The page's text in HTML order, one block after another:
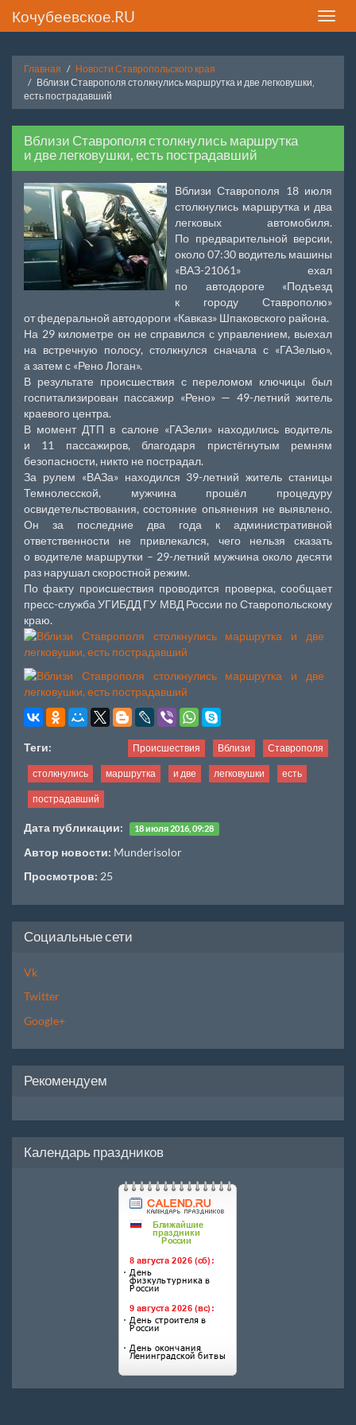
Toggle
Кочубеевское.RU
Главная
Новости Ставропольского края
Вблизи Ставрополя столкнулись маршрутка и две легковушки,
есть пострадавший
Вблизи Ставрополя столкнулись маршрутка
и две легковушки, есть пострадавший
Вблизи Ставрополя 18 июля
столкнулись маршрутка и два
легковых автомобиля.
По предварительной версии,
около 07:30 водитель машины
«ВАЗ-21061» ехал
по автодороге «Подъезд
к городу Ставрополю»
от федеральной автодороги «Кавказ» Шпаковского района.
На 29 километре он не справился с управлением, выехал
на встречную полосу, столкнулся сначала с «ГАЗелью»,
а затем с «Рено Логан».
В результате происшествия с переломом ключицы был
госпитализирован пассажир «Рено» — 49-летний житель
краевого центра.
В момент ДТП в салоне «ГАЗели» находились водитель
и 11 пассажиров, благодаря пристёгнутым ремням
безопасности, никто не пострадал.
За рулем «ВАЗа» находился 39-летний житель станицы
Темнолесской, мужчина прошёл процедуру
освидетельствования, состояние опьянения не выявлено.
Он за последние два года к административной
ответственности не привлекался, чего нельзя сказать
о водителе маршрутки – 29-летний мужчина около десяти
раз нарушал скоростной режим.
По факту происшествия проводится проверка, сообщает
пресс-служба УГИБДД ГУ МВД России по Ставропольскому
краю.
Теги: Происшествия Вблизи Ставрополя
столкнулись маршрутка и две легковушки есть
пострадавший
Дата публикации: 18 июля 2016, 09:28
Автор новости: Munderisolor
Просмотров: 25
Социальные сети
Vk
Twitter
Google+
Рекомендуем
Календарь праздников